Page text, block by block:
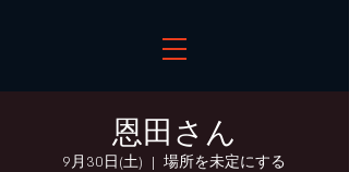
恩田さん
9月30日(土)
  |
場所を未定にする